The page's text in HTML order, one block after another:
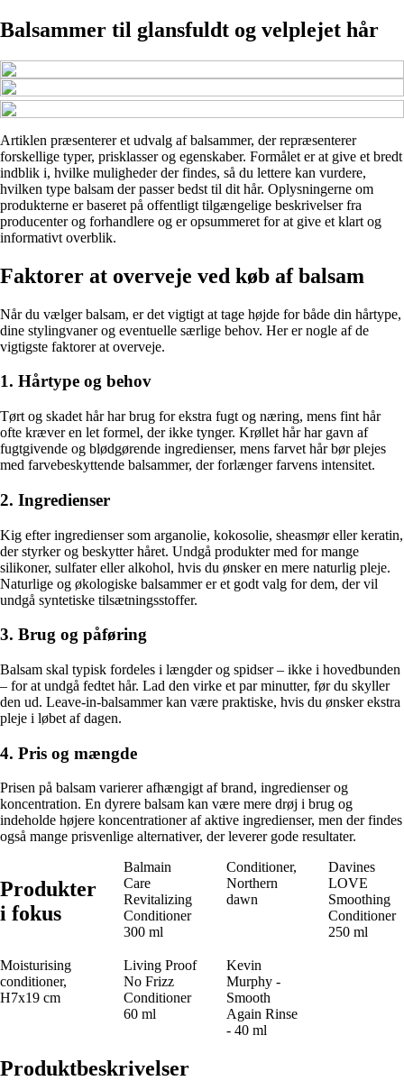
Balsammer til glansfuldt og velplejet hår
Artiklen præsenterer et udvalg af balsammer, der repræsenterer
forskellige typer, prisklasser og egenskaber. Formålet er at give et bredt
indblik i, hvilke muligheder der findes, så du lettere kan vurdere,
hvilken type balsam der passer bedst til dit hår. Oplysningerne om
produkterne er baseret på offentligt tilgængelige beskrivelser fra
producenter og forhandlere og er opsummeret for at give et klart og
informativt overblik.
Faktorer at overveje ved køb af balsam
Når du vælger balsam, er det vigtigt at tage højde for både din hårtype,
dine stylingvaner og eventuelle særlige behov. Her er nogle af de
vigtigste faktorer at overveje.
1. Hårtype og behov
Tørt og skadet hår har brug for ekstra fugt og næring, mens fint hår
ofte kræver en let formel, der ikke tynger. Krøllet hår har gavn af
fugtgivende og blødgørende ingredienser, mens farvet hår bør plejes
med farvebeskyttende balsammer, der forlænger farvens intensitet.
2. Ingredienser
Kig efter ingredienser som arganolie, kokosolie, sheasmør eller keratin,
der styrker og beskytter håret. Undgå produkter med for mange
silikoner, sulfater eller alkohol, hvis du ønsker en mere naturlig pleje.
Naturlige og økologiske balsammer er et godt valg for dem, der vil
undgå syntetiske tilsætningsstoffer.
3. Brug og påføring
Balsam skal typisk fordeles i længder og spidser – ikke i hovedbunden
– for at undgå fedtet hår. Lad den virke et par minutter, før du skyller
den ud. Leave-in-balsammer kan være praktiske, hvis du ønsker ekstra
pleje i løbet af dagen.
4. Pris og mængde
Prisen på balsam varierer afhængigt af brand, ingredienser og
koncentration. En dyrere balsam kan være mere drøj i brug og
indeholde højere koncentrationer af aktive ingredienser, men der findes
også mange prisvenlige alternativer, der leverer gode resultater.
Produkter
i fokus
Balmain
Care
Revitalizing
Conditioner
300 ml
Conditioner,
Northern
dawn
Davines
LOVE
Smoothing
Conditioner
250 ml
Moisturising
conditioner,
H7x19 cm
Living Proof
No Frizz
Conditioner
60 ml
Kevin
Murphy -
Smooth
Again Rinse
- 40 ml
Produktbeskrivelser